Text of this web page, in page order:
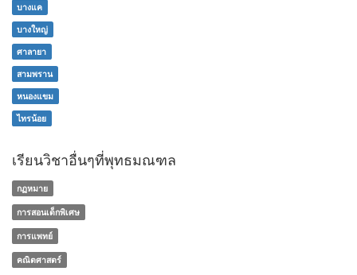
บางแค
บางใหญ่
ศาลายา
สามพราน
หนองแขม
ไทรน้อย
เรียนวิชาอื่นๆที่พุทธมณฑล
กฏหมาย
การสอนเด็กพิเศษ
การแพทย์
คณิตศาสตร์